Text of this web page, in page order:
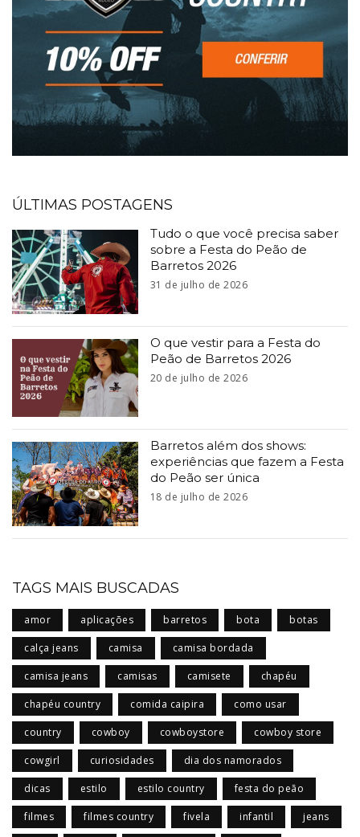
ÚLTIMAS POSTAGENS
Tudo o que você precisa saber
sobre a Festa do Peão de
Barretos 2026
31 de julho de 2026
O que vestir para a Festa do
Peão de Barretos 2026
20 de julho de 2026
Barretos além dos shows:
experiências que fazem a Festa
do Peão ser única
18 de julho de 2026
TAGS MAIS BUSCADAS
amor aplicações barretos bota botas
calça jeans camisa camisa bordada
camisa jeans camisas camisete chapéu
chapéu country comida caipira como usar
country cowboy cowboystore cowboy store
cowgirl curiosidades dia dos namorados
dicas estilo estilo country festa do peão
filmes filmes country fivela infantil jeans